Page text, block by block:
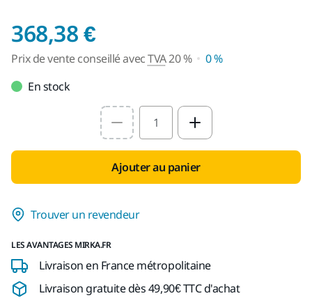
368,38 €Prix de vente
Prix de vente conseillé avecTVA20 %
0 %
En stock
Select quantity value
Ajouter au panier
Trouver un revendeur
LES AVANTAGES MIRKA.FR
Livraison en France métropolitaine
Livraison gratuite dès 49,90€ TTC d'achat